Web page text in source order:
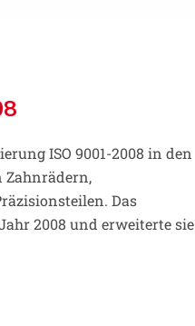
ISO 9001-2008 in den
Zahnrädern,
Das
2008 und erweiterte sie